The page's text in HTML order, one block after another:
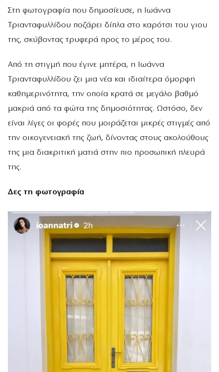
Στη φωτογραφία που δημοσίευσε, η Ιωάννα
Τριανταφυλλίδου ποζάρει δίπλα στο καρότσι του γιου
της, σκύβοντας τρυφερά προς το μέρος του.
Από τη στιγμή που έγινε μητέρα, η Ιωάννα
Τριανταφυλλίδου ζει μια νέα και ιδιαίτερα όμορφη
καθημερινότητα, την οποία κρατά σε μεγάλο βαθμό
μακριά από τα φώτα της δημοσιότητας. Ωστόσο, δεν
είναι λίγες οι φορές που μοιράζεται μικρές στιγμές από
την οικογενειακή της ζωή, δίνοντας στους ακολούθους
της μια διακριτική ματιά στην πιο προσωπική πλευρά
της.
Δες τη φωτογραφία